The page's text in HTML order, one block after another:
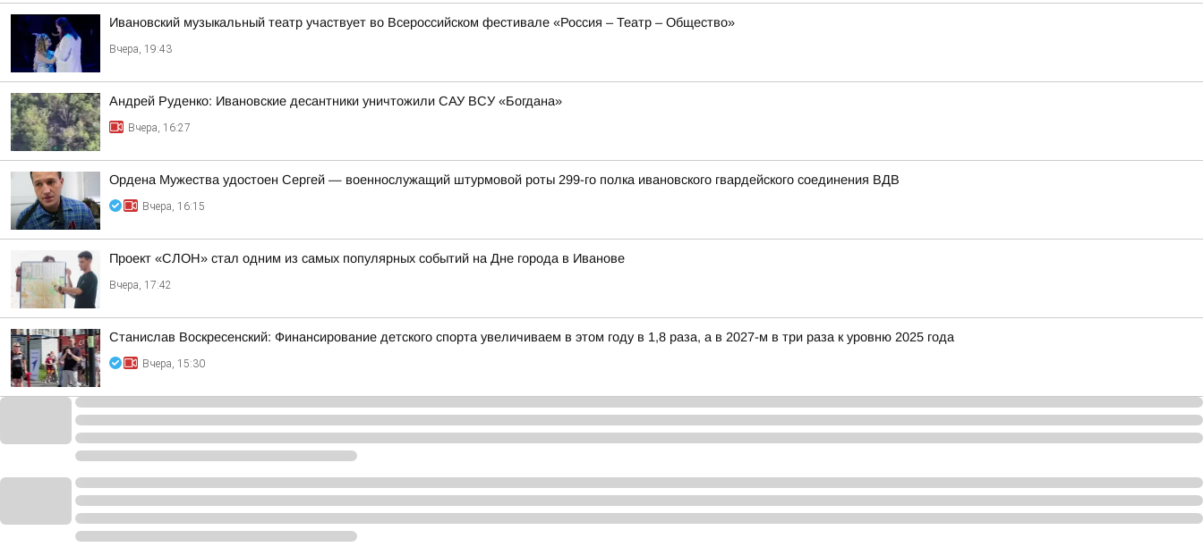
Ивановский музыкальный театр участвует во Всероссийском фестивале «Россия – Театр – Общество»
Вчера, 19:43
Андрей Руденко: Ивановские десантники уничтожили САУ ВСУ «Богдана»
Вчера, 16:27
Ордена Мужества удостоен Сергей — военнослужащий штурмовой роты 299-го полка ивановского гвардейского соединения ВДВ
Вчера, 16:15
Проект «СЛОН» стал одним из самых популярных событий на Дне города в Иванове
Вчера, 17:42
Станислав Воскресенский: Финансирование детского спорта увеличиваем в этом году в 1,8 раза, а в 2027-м в три раза к уровню 2025 года
Вчера, 15:30